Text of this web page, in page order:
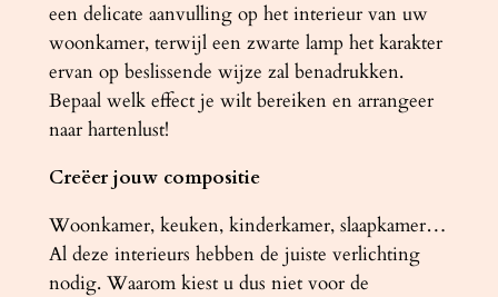
een delicate aanvulling op het interieur van uw
woonkamer, terwijl een zwarte lamp het karakter
ervan op beslissende wijze zal benadrukken.
Bepaal welk effect je wilt bereiken en arrangeer
naar hartenlust!
Creëer jouw compositie
Woonkamer, keuken, kinderkamer, slaapkamer…
Al deze interieurs hebben de juiste verlichting
nodig. Waarom kiest u dus niet voor de